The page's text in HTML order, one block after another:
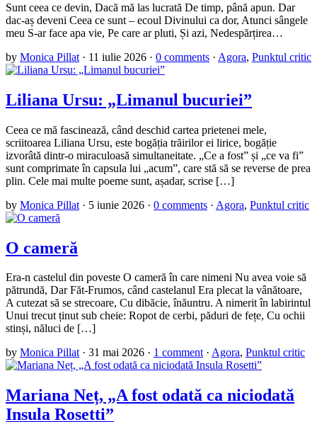
Sunt ceea ce devin, Dacă mă las lucrată De timp, până apun. Dar
dac-aș deveni Ceea ce sunt – ecoul Divinului ca dor, Atunci sângele
meu S-ar face apa vie, Pe care ar pluti, Și azi, Nedespărțirea…
by Monica Pillat · 11 iulie 2026 · 0 comments · Agora, Punktul critic
Liliana Ursu: „Limanul bucuriei”
Ceea ce mă fascinează, când deschid cartea prietenei mele,
scriitoarea Liliana Ursu, este bogăția trăirilor ei lirice, bogăție
izvorâtă dintr-o miraculoasă simultaneitate. „Ce a fost” și „ce va fi”
sunt comprimate în capsula lui „acum”, care stă să se reverse de prea
plin. Cele mai multe poeme sunt, așadar, scrise […]
by Monica Pillat · 5 iunie 2026 · 0 comments · Agora, Punktul critic
O cameră
Era-n castelul din poveste O cameră în care nimeni Nu avea voie să
pătrundă, Dar Făt-Frumos, când castelanul Era plecat la vânătoare,
A cutezat să se strecoare, Cu dibăcie, înăuntru. A nimerit în labirintul
Unui trecut ținut sub cheie: Ropot de cerbi, păduri de fețe, Cu ochii
stinși, năluci de […]
by Monica Pillat · 31 mai 2026 · 1 comment · Agora, Punktul critic
Mariana Neț, „A fost odată ca niciodată
Insula Rosetti”